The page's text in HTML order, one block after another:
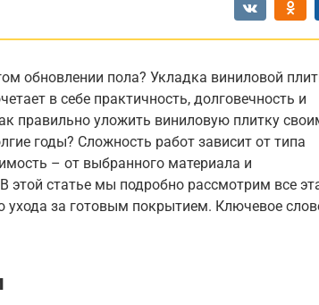
обновлении пола? Укладка виниловой
в себе практичность, долговечность и
правильно уложить виниловую плитку
годы? Сложность работ зависит от типа
– от выбранного материала и
этой статье мы подробно рассмотрим все
ухода за готовым покрытием. Ключевое